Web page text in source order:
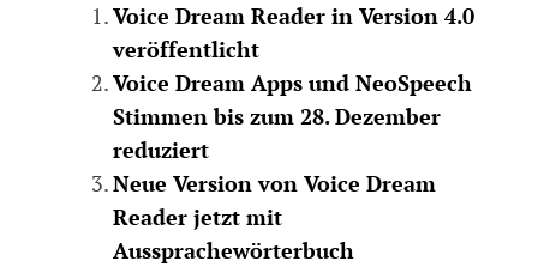
Voice Dream Reader in Version 4.0
veröffentlicht
Voice Dream Apps und NeoSpeech
Stimmen bis zum 28. Dezember
reduziert
Neue Version von Voice Dream
Reader jetzt mit
Aussprachewörterbuch